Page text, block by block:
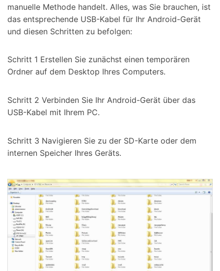
manuelle Methode handelt. Alles, was Sie brauchen, ist
das entsprechende USB-Kabel für Ihr Android-Gerät
und diesen Schritten zu befolgen:
Schritt 1 Erstellen Sie zunächst einen temporären
Ordner auf dem Desktop Ihres Computers.
Schritt 2 Verbinden Sie Ihr Android-Gerät über das
USB-Kabel mit Ihrem PC.
Schritt 3 Navigieren Sie zu der SD-Karte oder dem
internen Speicher Ihres Geräts.